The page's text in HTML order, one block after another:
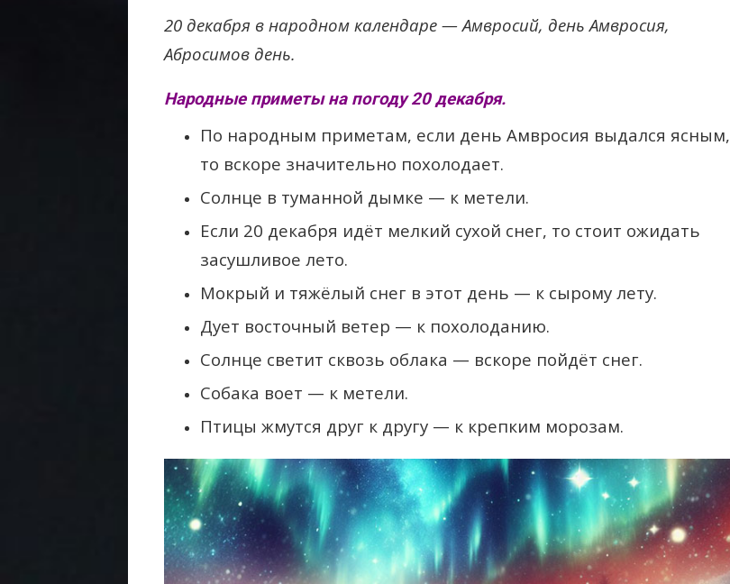
20 декабря в народном календаре — Амвросий, день Амвросия,
Абросимов день.
Народные приметы на погоду 20 декабря.
По народным приметам, если день Амвросия выдался ясным,
то вскоре значительно похолодает.
Солнце в туманной дымке — к метели.
Если 20 декабря идёт мелкий сухой снег, то стоит ожидать
засушливое лето.
Мокрый и тяжёлый снег в этот день — к сырому лету.
Дует восточный ветер — к похолоданию.
Солнце светит сквозь облака — вскоре пойдёт снег.
Собака воет — к метели.
Птицы жмутся друг к другу — к крепким морозам.